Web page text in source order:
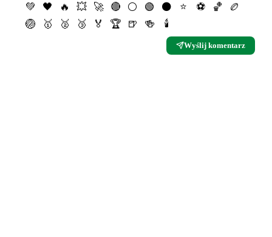
💚
🖤 🔥 💥 🚀 🔴 ⚪️ 🟢 ⚫️ ⭐️ ⚽️ 🏀
🏉
🏐
🥇 🥈 🥉 🏅 🏆 🍺 🍻 🕯
Wyślij komentarz